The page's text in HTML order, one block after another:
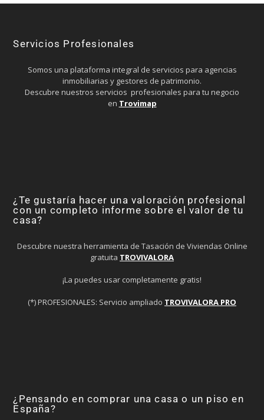
Servicios Profesionales
Somos una plataforma integral de servicios para agencias
inmobiliarias y gestores de patrimonio.
Descubre nuestros servicios profesionales para tu negocio
en Trovimap
¿Te gustaría hacer una valoración profesional
con un completo informe sobre el valor de tu
casa?
Descubre nuestra herramienta de Tasación de Viviendas Online
gratuita TROVIVALORA
¡La puedes usar completamente gratis!
(*) PROFESIONALES: Servicio ampliado TROVIVALORA PRO
¿Pensando en comprar una casa o un piso en
España?